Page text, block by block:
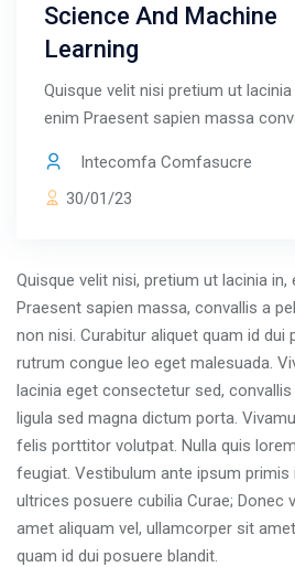
Science And Machine
Learning
Quisque velit nisi pretium ut
enim Praesent sapien massa
Intecomfa Comfasucre
30/01/23
Quisque velit nisi, pretium ut lacinia in,
Praesent sapien massa, convallis a
non nisi. Curabitur aliquet quam id dui
rutrum congue leo eget malesuada.
lacinia eget consectetur sed,
ligula sed magna dictum porta.
felis porttitor volutpat. Nulla quis
feugiat. Vestibulum ante ipsum
ultrices posuere cubilia Curae; Donec
amet aliquam vel, ullamcorper sit
quam id dui posuere blandit.